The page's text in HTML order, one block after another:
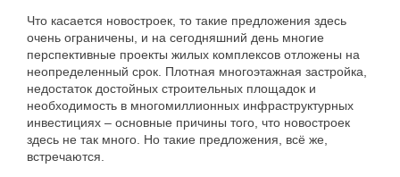
Что касается новостроек то такие предложения здесь
очень ограничены и на сегодняшний день многие
перспективные проекты жилых комплексов отложены на
неопределенный срок Плотная многоэтажная застройка
недостаток достойных строительных площадок и
необходимость в многомиллионных инфраструктурных
инвестициях – основные причины того что новостроек
здесь не так много Но такие предложения всё же
встречаются